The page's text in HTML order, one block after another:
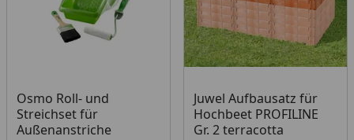
Osmo Roll- und
Streichset für
Außenanstriche
Produkt am Lager
Juwel Aufbausatz für
Hochbeet PROFILINE
Gr. 2 terracotta
Produkt am Lager